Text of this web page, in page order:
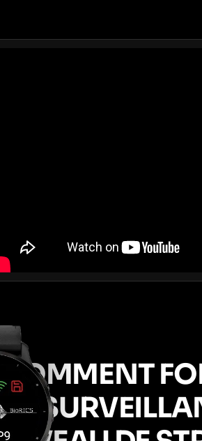
COMMENT
LA